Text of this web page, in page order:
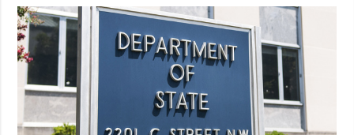
政治
経済・復興
防衛
社会・文化
スポーツ
コンタクト